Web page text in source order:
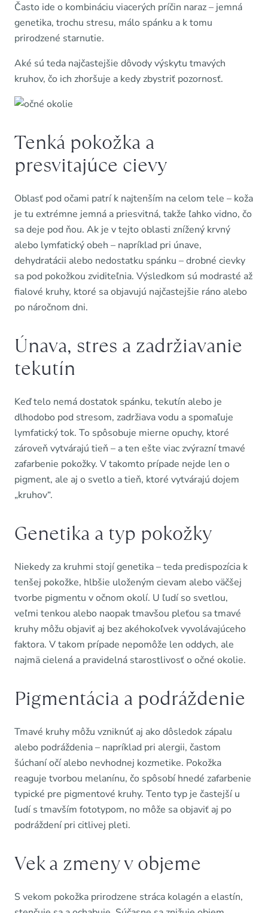
Často ide o kombináciu viacerých príčin naraz – jemná
genetika, trochu stresu, málo spánku a k tomu
prirodzené starnutie.
Aké sú teda najčastejšie dôvody výskytu tmavých
kruhov, čo ich zhoršuje a kedy zbystriť pozornosť.
Tenká pokožka a
presvitajúce cievy
Oblasť pod očami patrí k najtenším na celom tele – koža
je tu extrémne jemná a priesvitná, takže ľahko vidno, čo
sa deje pod ňou. Ak je v tejto oblasti znížený krvný
alebo lymfatický obeh – napríklad pri únave,
dehydratácii alebo nedostatku spánku – drobné cievky
sa pod pokožkou zviditeľnia. Výsledkom sú modrasté až
fialové kruhy, ktoré sa objavujú najčastejšie ráno alebo
po náročnom dni.
Únava, stres a zadržiavanie
tekutín
Keď telo nemá dostatok spánku, tekutín alebo je
dlhodobo pod stresom, zadržiava vodu a spomaľuje
lymfatický tok. To spôsobuje mierne opuchy, ktoré
zároveň vytvárajú tieň – a ten ešte viac zvýrazní tmavé
zafarbenie pokožky. V takomto prípade nejde len o
pigment, ale aj o svetlo a tieň, ktoré vytvárajú dojem
„kruhov“.
Genetika a typ pokožky
Niekedy za kruhmi stojí genetika – teda predispozícia k
tenšej pokožke, hlbšie uloženým cievam alebo väčšej
tvorbe pigmentu v očnom okolí. U ľudí so svetlou,
veľmi tenkou alebo naopak tmavšou pleťou sa tmavé
kruhy môžu objaviť aj bez akéhokoľvek vyvolávajúceho
faktora. V takom prípade nepomôže len oddych, ale
najmä cielená a pravidelná starostlivosť o očné okolie.
Pigmentácia a podráždenie
Tmavé kruhy môžu vzniknúť aj ako dôsledok zápalu
alebo podráždenia – napríklad pri alergii, častom
šúchaní očí alebo nevhodnej kozmetike. Pokožka
reaguje tvorbou melanínu, čo spôsobí hnedé zafarbenie
typické pre pigmentové kruhy. Tento typ je častejší u
ľudí s tmavším fototypom, no môže sa objaviť aj po
podráždení pri citlivej pleti.
Vek a zmeny v objeme
S vekom pokožka prirodzene stráca kolagén a elastín,